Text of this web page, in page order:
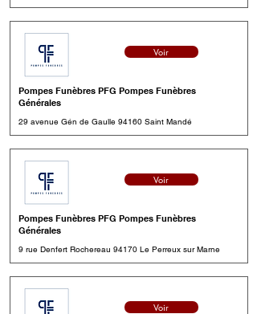
Voir
Pompes Funèbres PFG Pompes Funèbres
Générales
29 avenue Gén de Gaulle 94160 Saint Mandé
Voir
Pompes Funèbres PFG Pompes Funèbres
Générales
9 rue Denfert Rochereau 94170 Le Perreux sur Marne
Voir